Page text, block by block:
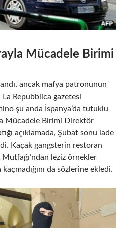
Mücadele Birimi
ancak mafya patronunun
Repubblica gazetesi
şu anda İspanya’da tutuklu
Mücadele Birimi Direktör
açıklamada, Şubat sonu iade
Kaçak gangsterin restoran
leziz örnekler
da sözlerine ekledi.